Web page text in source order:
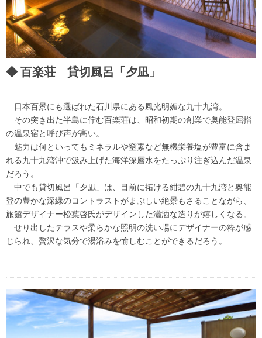
百楽荘 貸切風呂「夕凪」
日本百景にも選ばれた石川県にある風光明媚な九十九湾。
その突き出た半島に佇む百楽荘は、昭和初期の創業で奥能登屈指
の温泉宿と呼び声が高い。
魅力は何といってもミネラルや窒素など無機栄養塩が豊富に含ま
れる九十九湾沖で汲み上げた海洋深層水をたっぷり注ぎ込んだ温泉
だろう。
中でも貸切風呂「夕凪」は、目前に拓ける紺碧の九十九湾と奥能
登の豊かな深緑のコントラストがまぶしい絶景もさることながら、
旅館デザイナー松葉啓氏がデザインした瀟洒な造りが嬉しくなる。
せり出したテラスや柔らかな照明の洗い場にデザイナーの粋が感
じられ、贅沢な気分で湯浴みを愉しむことができるだろう。